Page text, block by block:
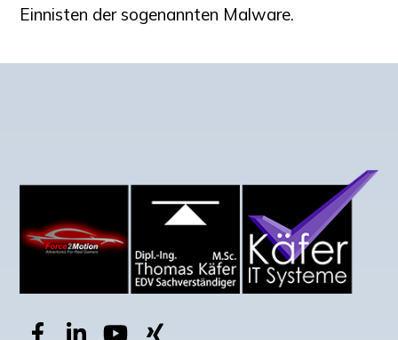
Einnisten der sogenannten Malware.